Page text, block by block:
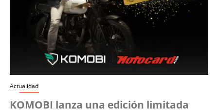
Actualidad
KOMOBI lanza una edición limitada